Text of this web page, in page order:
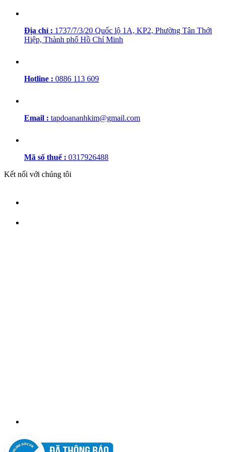
Địa chỉ : 1737/7/3/20 Quốc lộ 1A, KP2, Phường Tân Thới
Hiệp, Thành phố Hồ Chí Minh
Hotline : 0886 113 609
Email : tapdoananhkim@gmail.com
Mã số thuế : 0317926488
Kết nối với chúng tôi